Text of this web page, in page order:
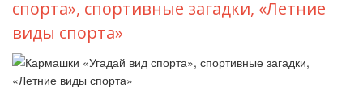
спорта», спортивные загадки, «Летние
виды спорта»